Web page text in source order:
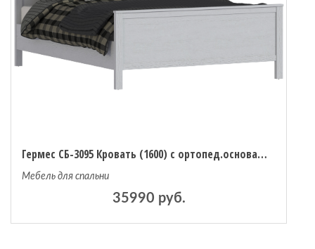
Гермес СБ-3095 Кровать (1600) с ортопед.основанием и матрасом Столплит Сити-Валенсия 1600х2000
Мебель для спальни
35990 руб.